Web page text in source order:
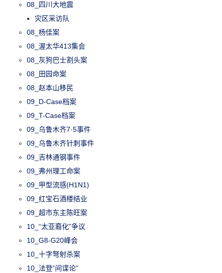
08_四川大地震
灾区采访队
08_杨佳案
08_渥太华413集会
08_灰狗巴士割头案
08_田园命案
08_赵本山移民
09_D-Case档案
09_T-Case档案
09_乌鲁木齐7·5事件
09_乌鲁木齐针刺事件
09_吉林通钢事件
09_弗州理工命案
09_甲型流感(H1N1)
09_红宝石酒楼结业
09_超市东主陈旺案
10_“太亚裔化”争议
10_G8-G20峰会
10_十字弩射杀案
10_法登“间谍论”